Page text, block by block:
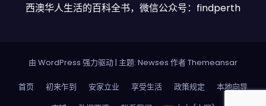
西澳华人生活的百科全书，微信公众号：findperth
由 WordPress 强力驱动| 主题: Newses 作者Themeansar
首页 初来乍到 安家立业 享受生活 政策规定
本地向导